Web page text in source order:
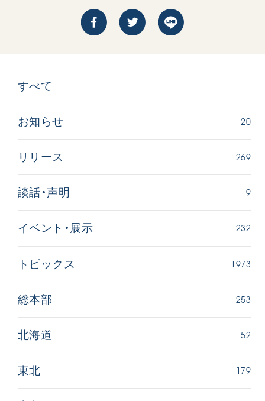
音楽 動画
すべて
お知らせ 20
リリース 269
談話・声明 9
イベント・展示 232
トピックス 1973
総本部 253
北海道 52
東北 179